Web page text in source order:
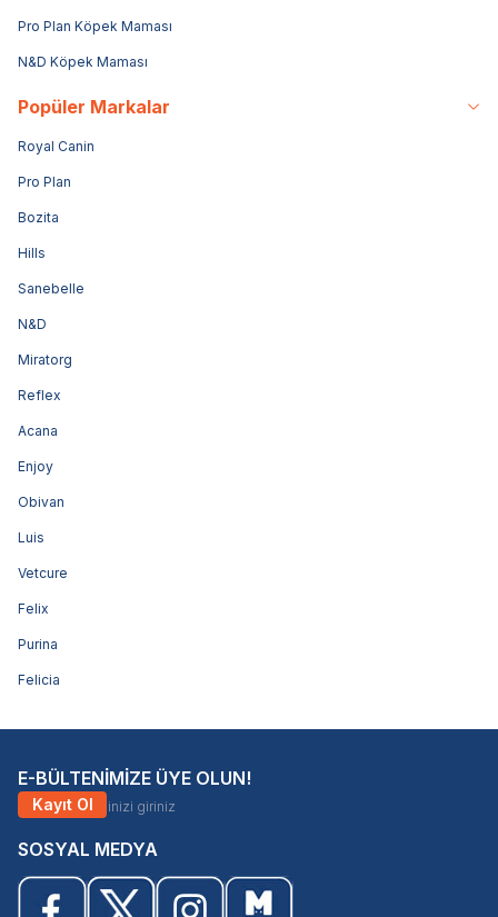
Pro Plan Köpek Maması
N&D Köpek Maması
Popüler Markalar
Royal Canin
Pro Plan
Bozita
Hills
Sanebelle
N&D
Miratorg
Reflex
Acana
Enjoy
Obivan
Luis
Vetcure
Felix
Purina
Felicia
E-BÜLTENİMİZE ÜYE OLUN!
Kayıt Ol
SOSYAL MEDYA